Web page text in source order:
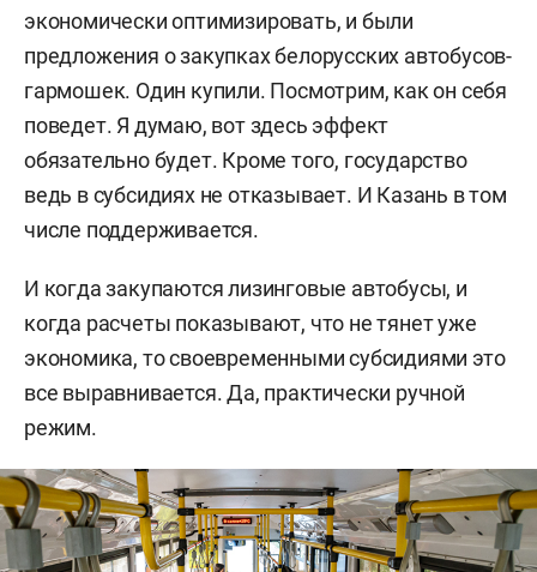
экономически оптимизировать, и были
предложения о закупках белорусских автобусов-
гармошек. Один купили. Посмотрим, как он себя
поведет. Я думаю, вот здесь эффект
обязательно будет. Кроме того, государство
ведь в субсидиях не отказывает. И Казань в том
числе поддерживается.
И когда закупаются лизинговые автобусы, и
когда расчеты показывают, что не тянет уже
экономика, то своевременными субсидиями это
все выравнивается. Да, практически ручной
режим.